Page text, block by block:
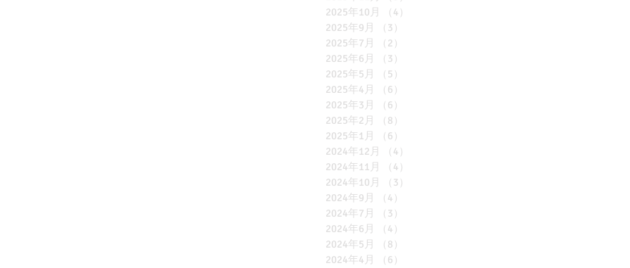
2025年10月
（4）
2025年9月
（3）
2025年7月
（2）
2025年6月
（3）
2025年5月
（5）
2025年4月
（6）
2025年3月
（6）
2025年2月
（8）
2025年1月
（6）
2024年12月
（4）
2024年11月
（4）
2024年10月
（3）
2024年9月
（4）
2024年7月
（3）
2024年6月
（4）
2024年5月
（8）
2024年4月
（6）